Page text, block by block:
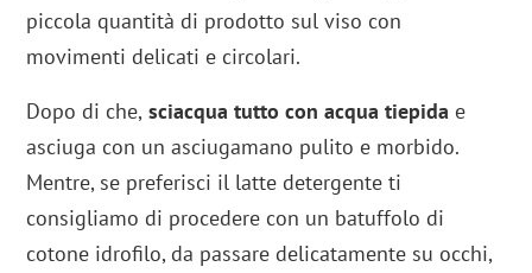
piccola quantità di prodotto sul viso con
movimenti delicati e circolari.
Dopo di che, sciacqua tutto con acqua tiepida e
asciuga con un asciugamano pulito e morbido.
Mentre, se preferisci il latte detergente ti
consigliamo di procedere con un batuffolo di
cotone idrofilo, da passare delicatamente su occhi,